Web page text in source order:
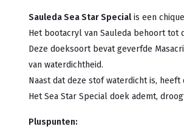
Sauleda Sea Star Specialis een
Het bootacryl van Sauleda behoort tot
Deze doeksoort bevat geverfde
van waterdichtheid.
Naast dat deze stof waterdicht is,
Het Sea Star Special doek ademt,
Pluspunten: